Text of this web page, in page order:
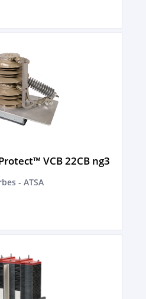
VCB 22CB ng3
- ATSA